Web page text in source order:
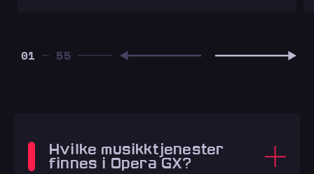
01
Hvilke musikktjenester
finnes i Opera GX?